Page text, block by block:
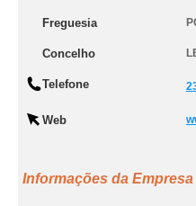
Freguesia
Concelho
Telefone
Web
Informações da Empresa